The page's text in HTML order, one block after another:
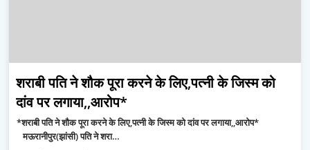
शराबी पति ने शौक पूरा करने के लिए,पत्नी के जिस्म को
दांव पर लगाया,,आरोप*
*शराबी पति ने शौक पूरा करने के लिए,पत्नी के जिस्म को दांव पर लगाया,,आरोप*
मऊरानीपुर(झांसी) पति ने शरा…